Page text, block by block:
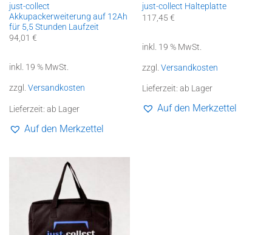
just-collect
Akkupackerweiterung auf 12Ah
für 5,5 Stunden Laufzeit
94,01 €
inkl. 19 % MwSt.
zzgl. Versandkosten
Lieferzeit: ab Lager
Auf den Merkzettel
just-collect Halteplatte
117,45 €
inkl. 19 % MwSt.
zzgl. Versandkosten
Lieferzeit: ab Lager
Auf den Merkzettel